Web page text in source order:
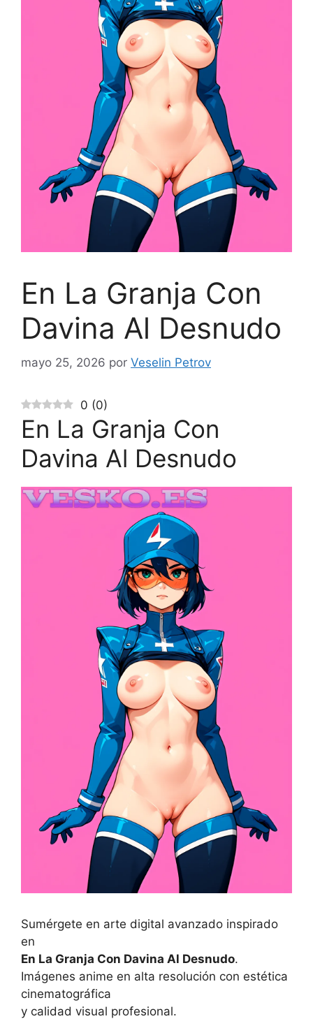
En La Granja Con
Davina Al Desnudo
mayo 25, 2026 por Veselin Petrov
0 (0)
En La Granja Con
Davina Al Desnudo
Sumérgete en arte digital avanzado inspirado
en
En La Granja Con Davina Al Desnudo.
Imágenes anime en alta resolución con estética
cinematográfica
y calidad visual profesional.